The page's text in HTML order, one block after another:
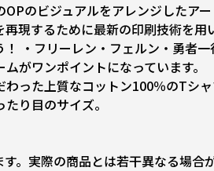
のビジュアルをアレンジしたアー
現するために最新の印刷技術を用
・フリーレン・フェルン・勇者
がワンポイントになっています。
った上質なコットン100％のTシャ
り目のサイズ。
。実際の商品とは若干異なる場合